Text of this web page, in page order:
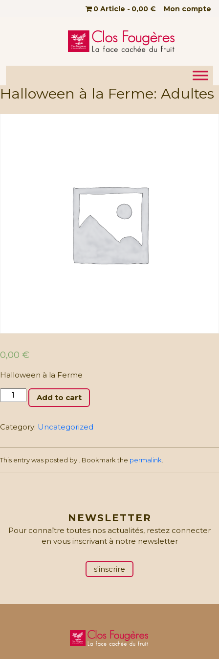
Passer au contenu principal Mon compte
0 Article 0,00 €
Halloween à la Ferme: Adultes
0,00 €
Halloween à la Ferme
Halloween
à
Ferme:
quantity
Add to cart
Category: Uncategorized
This entry was posted by . Bookmark the permalink
NEWSLETTER
Pour connaître toutes nos actualités, restez connecter
en vous inscrivant à notre newsletter
s'inscrire